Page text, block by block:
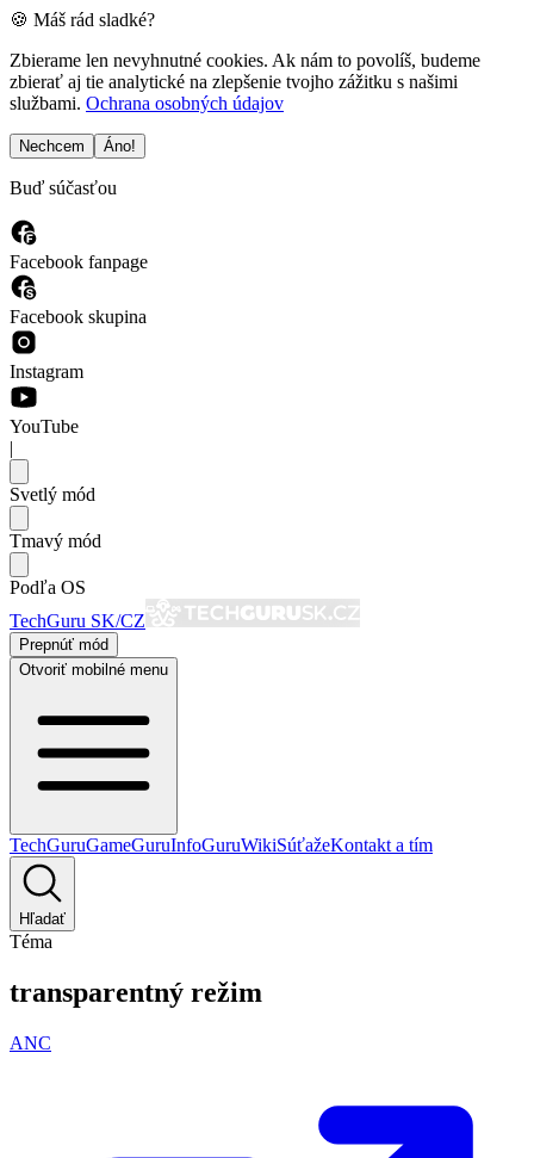
🍪 Máš rád sladké?
Zbierame len nevyhnutné cookies. Ak nám to povolíš, budeme
zbierať aj tie analytické na zlepšenie tvojho zážitku s našimi
službami. Ochrana osobných údajov
Nechcem Áno!
Buď súčasťou
Facebook fanpage
Facebook skupina
Instagram
YouTube
|
Svetlý mód
Tmavý mód
Podľa OS
TechGuru SK/CZ
Prepnúť mód
Otvoriť mobilné menu
TechGuruGameGuruInfoGuruWikiSúťažeKontakt a tím
Hľadať
Téma
transparentný režim
ANC